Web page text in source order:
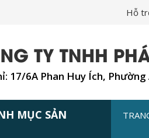
Hỗ
17/6A Phan Huy Ích,
MỤC SẢN